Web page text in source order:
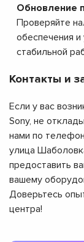
Обновление
Проверяйте
обеспечения
стабильной
Контакты и
Если у вас
Sony, не
нами по
улица
предоставить
вашему
Доверьтесь
центра!